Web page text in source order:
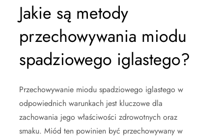
Jakie są metody
przechowywania miodu
spadziowego iglastego?
Przechowywanie miodu spadziowego iglastego w
odpowiednich warunkach jest kluczowe dla
zachowania jego właściwości zdrowotnych oraz
smaku. Miód ten powinien być przechowywany w